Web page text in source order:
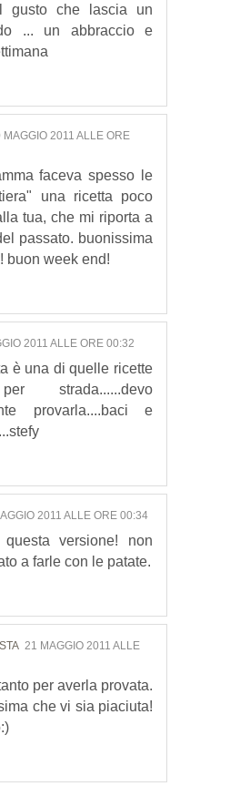
gusto che lascia un
... un abbraccio e
MAGGIO 2011 ALLE ORE
faceva spesso le
una ricetta poco
tua, che mi riporta a
passato. buonissima
buon week end!
2011 ALLE ORE 00:32
è una di quelle ricette
strada......devo
provarla....baci e
2011 ALLE ORE 00:34
questa versione! non
a farle con le patate.
21 MAGGIO 2011 ALLE
per averla provata.
che vi sia piaciuta!